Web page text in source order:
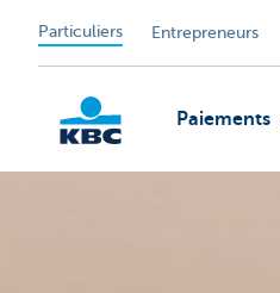
Particuliers Entrepreneurs
Paiements